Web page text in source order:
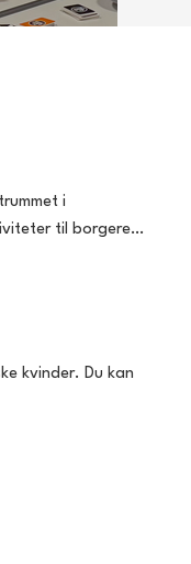
i
til borgere i
kvinder. Du kan